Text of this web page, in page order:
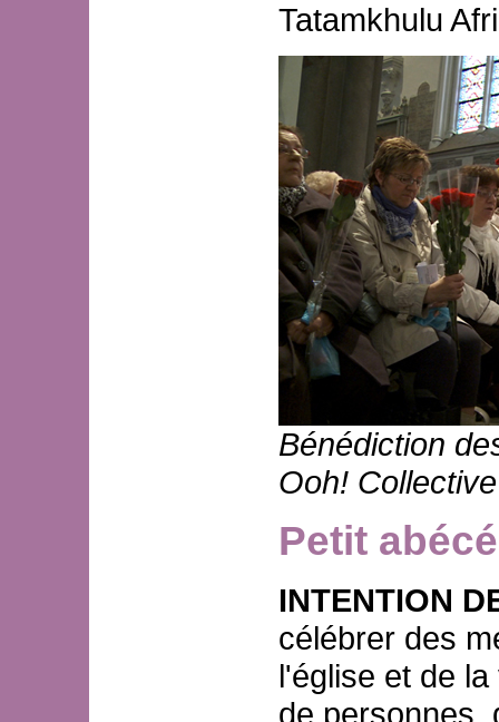
Tatamkhulu
Bénédiction
Ooh! Collective
Petit
INTENTION
célébrer des
l'église et de
de personnes,